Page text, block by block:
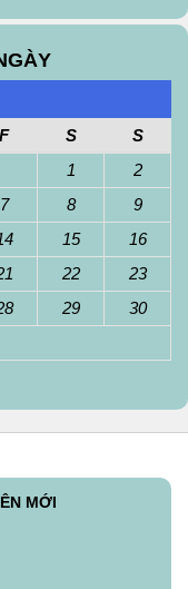
F S
S
1
2
7 8
9
15
16
22
23
29
30
MỚI